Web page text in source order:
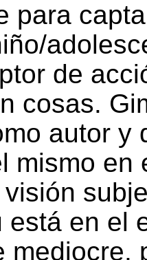
para
de
cosas.
autor y
mismo
está en el
mediocre,